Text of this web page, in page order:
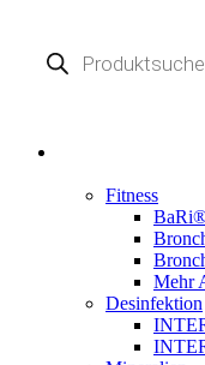
search
Fitness
Mehr
Desinfektion